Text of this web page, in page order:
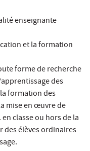
enseignante
et la formation
forme de recherche
des
formation des
mise en œuvre de
classe ou hors de la
des élèves ordinaires